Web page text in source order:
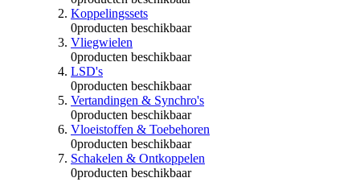
Koppelingssets
0producten beschikbaar
Vliegwielen
0producten beschikbaar
LSD's
0producten beschikbaar
Vertandingen & Synchro's
0producten beschikbaar
Vloeistoffen & Toebehoren
0producten beschikbaar
Schakelen & Ontkoppelen
0producten beschikbaar